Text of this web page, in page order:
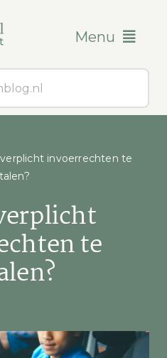
Menu
invoerrechten te
te